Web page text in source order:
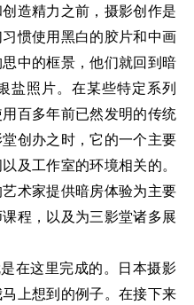
造精力之前，摄影创作是
惯使用黑白的胶片和中画
中的框景，他们就回到暗
盐照片。在某些特定系列
百多年前已然发明的传统
创办之时，它的一个主要
及工作室的环境相关的。
术家提供暗房体验为主要
程，以及为三影堂诸多展
在这里完成的。日本摄影
上想到的例子。在接下来